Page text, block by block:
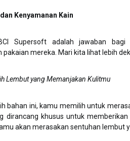
Kenyamanan Kain
Supersoft adalah jawaban
mereka. Mari kita lihat lebih
Lembut yang Memanjakan Kulitmu
bahan ini, kamu memilih untuk
dirancang khusus untuk
akan merasakan sentuhan lembut